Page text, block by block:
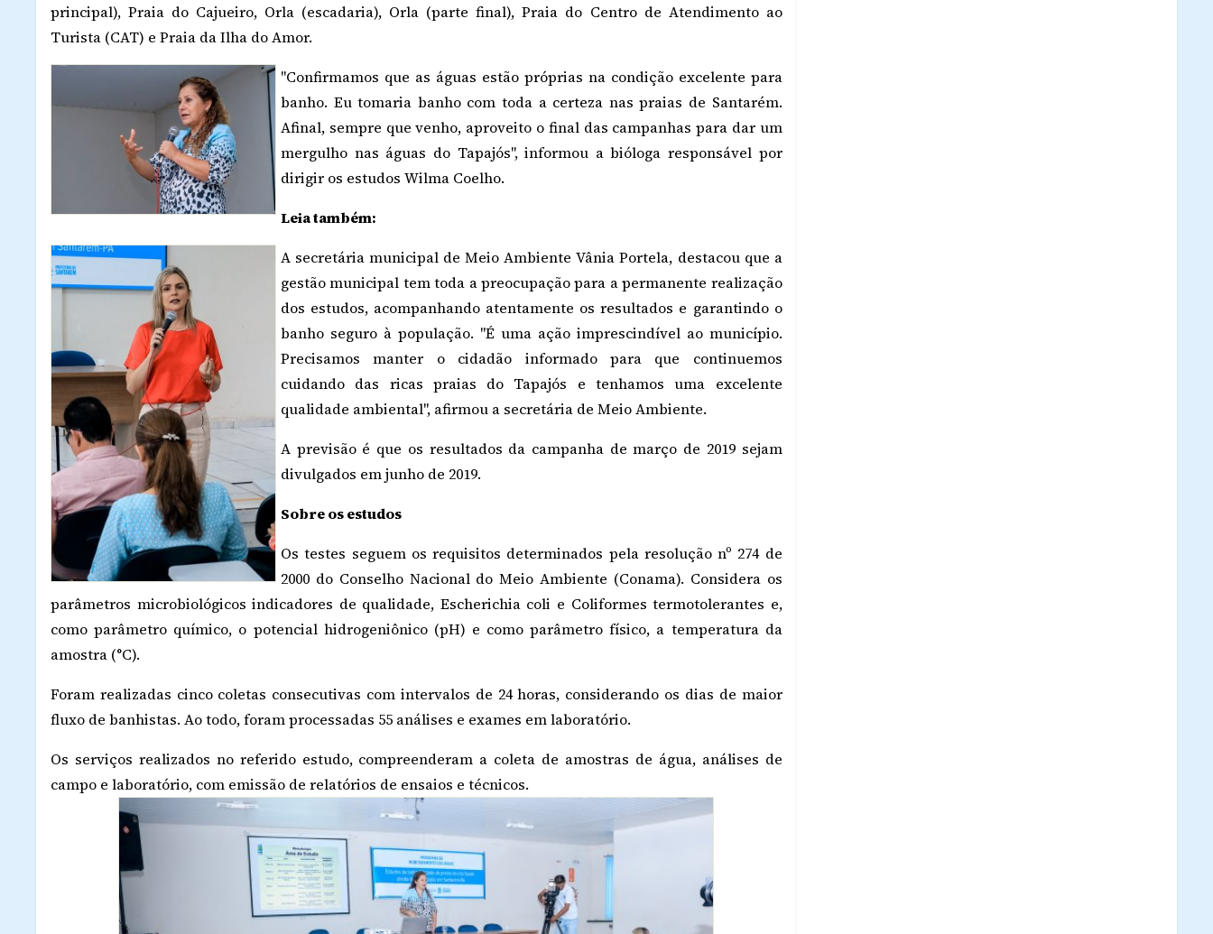
principal), Praia do Cajueiro, Orla (escadaria), Orla (parte final), Praia do Centro de Atendimento ao
Turista (CAT) e Praia da Ilha do Amor.
"Confirmamos que as águas estão próprias na condição excelente para
banho. Eu tomaria banho com toda a certeza nas praias de Santarém.
Afinal, sempre que venho, aproveito o final das campanhas para dar um
mergulho nas águas do Tapajós", informou a bióloga responsável por
dirigir os estudos Wilma Coelho.
Leia também:
A secretária municipal de Meio Ambiente Vânia Portela, destacou que a
gestão municipal tem toda a preocupação para a permanente realização
dos estudos, acompanhando atentamente os resultados e garantindo o
banho seguro à população. "É uma ação imprescindível ao município.
Precisamos manter o cidadão informado para que continuemos
cuidando das ricas praias do Tapajós e tenhamos uma excelente
qualidade ambiental", afirmou a secretária de Meio Ambiente.
A previsão é que os resultados da campanha de março de 2019 sejam
divulgados em junho de 2019.
Sobre os estudos
Os testes seguem os requisitos determinados pela resolução nº 274 de
2000 do Conselho Nacional do Meio Ambiente (Conama). Considera os
parâmetros microbiológicos indicadores de qualidade, Escherichia coli e Coliformes termotolerantes e,
como parâmetro químico, o potencial hidrogeniônico (pH) e como parâmetro físico, a temperatura da
amostra (°C).
Foram realizadas cinco coletas consecutivas com intervalos de 24 horas, considerando os dias de maior
fluxo de banhistas. Ao todo, foram processadas 55 análises e exames em laboratório.
Os serviços realizados no referido estudo, compreenderam a coleta de amostras de água, análises de
campo e laboratório, com emissão de relatórios de ensaios e técnicos.